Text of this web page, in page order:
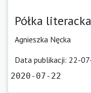
Półka
Agnieszka Nęcka
Data publikacji: 22-
2020-07-22